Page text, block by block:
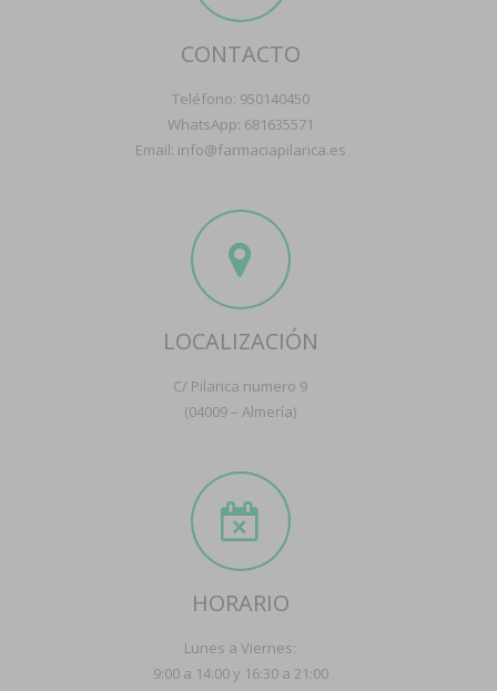
CONTACTO
Teléfono: 950140450
WhatsApp: 681635571
Email: info@farmaciapilarica.es
LOCALIZACIÓN
C/ Pilarica numero 9
(04009 – Almería)
HORARIO
Lunes a Viernes:
9:00 a 14:00 y 16:30 a 21:00